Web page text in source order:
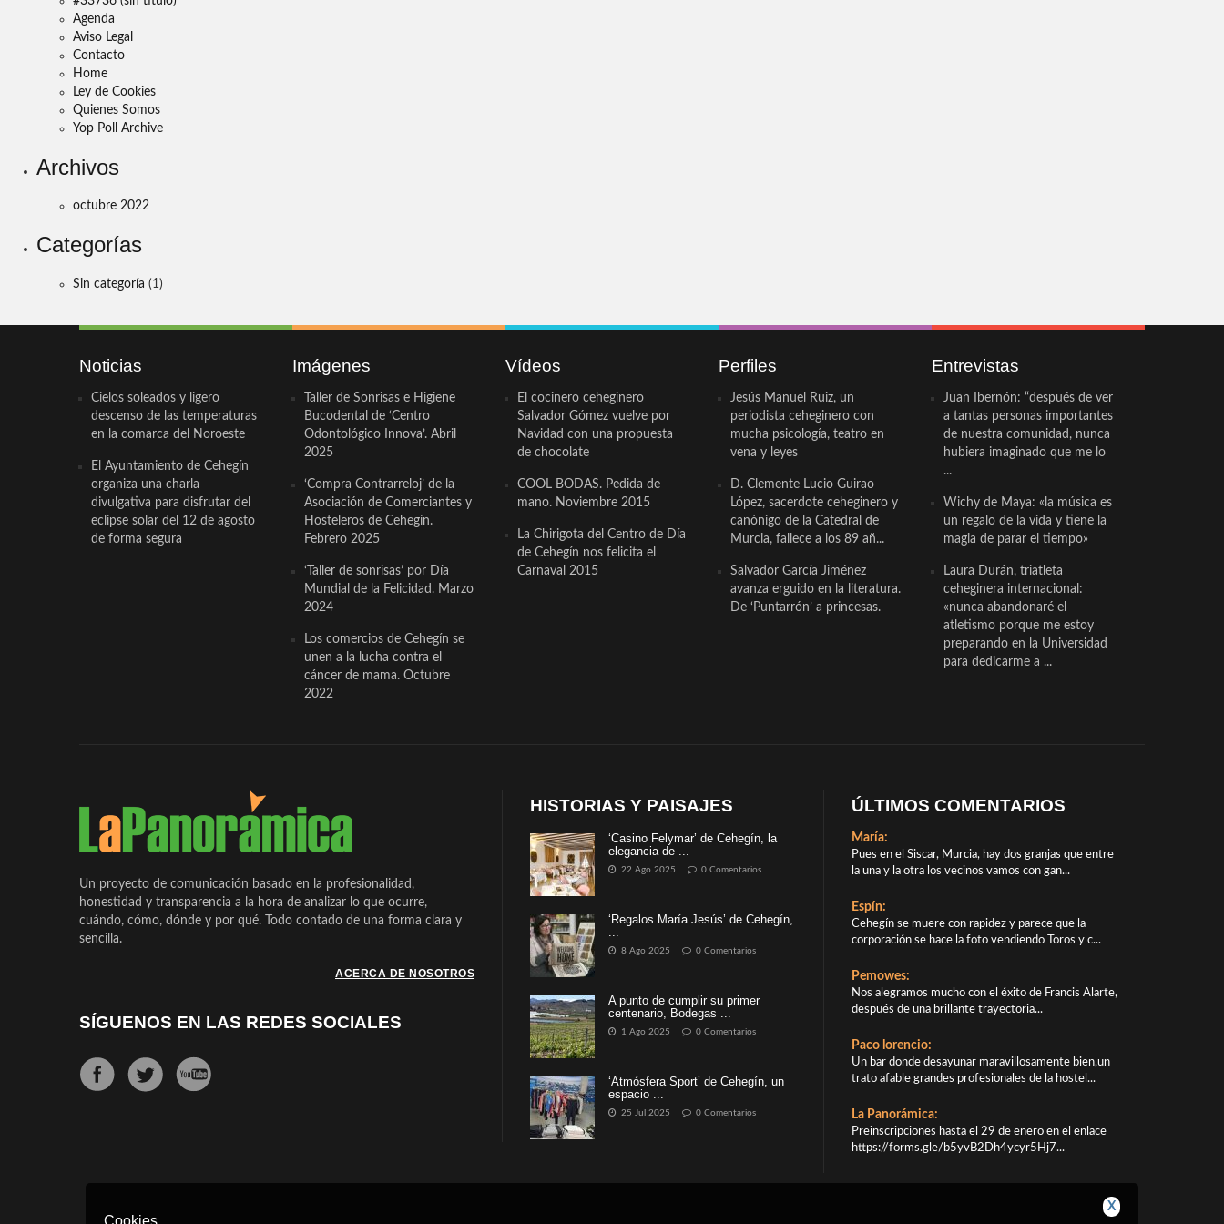
Agenda
Aviso Legal
Contacto
Home
Ley de Cookies
Quienes Somos
Yop Poll Archive
Archivos
octubre 2022
Categorías
Sin categoría (1)
Noticias
Cielos soleados y ligero
descenso de las temperaturas
en la comarca del Noroeste
El Ayuntamiento de Cehegín
organiza una charla
divulgativa para disfrutar del
eclipse solar del 12 de agosto
de forma segura
Imágenes
Taller de Sonrisas e Higiene
Bucodental de ‘Centro
Odontológico Innova’. Abril
2025
‘Compra Contrarreloj’ de la
Asociación de Comerciantes y
Hosteleros de Cehegín.
Febrero 2025
‘Taller de sonrisas’ por Día
Mundial de la Felicidad. Marzo
2024
Los comercios de Cehegín se
unen a la lucha contra el
cáncer de mama. Octubre
2022
Vídeos
El cocinero ceheginero
Salvador Gómez vuelve por
Navidad con una propuesta
de chocolate
COOL BODAS. Pedida de
mano. Noviembre 2015
La Chirigota del Centro de Día
de Cehegín nos felicita el
Carnaval 2015
Perfiles
Jesús Manuel Ruiz, un
periodista ceheginero con
mucha psicología, teatro en
vena y leyes
D. Clemente Lucio Guirao
López, sacerdote ceheginero y
canónigo de la Catedral de
Murcia, fallece a los 89 añ...
Salvador García Jiménez
avanza erguido en la literatura.
De ‘Puntarrón’ a princesas.
Entrevistas
Juan Ibernón: “después de ver
a tantas personas importantes
de nuestra comunidad, nunca
hubiera imaginado que me lo
...
Wichy de Maya: «la música es
un regalo de la vida y tiene la
magia de parar el tiempo»
Laura Durán, triatleta
ceheginera internacional:
«nunca abandonaré el
atletismo porque me estoy
preparando en la Universidad
para dedicarme a ...
Un proyecto de comunicación basado en la profesionalidad,
honestidad y transparencia a la hora de analizar lo que ocurre,
cuándo, cómo, dónde y por qué. Todo contado de una forma clara y
sencilla.
ACERCA DE NOSOTROS
SÍGUENOS EN LAS REDES SOCIALES
HISTORIAS Y PAISAJES
‘Casino Felymar’ de Cehegín, la
elegancia de ...
22 Ago 2025 0 Comentarios
‘Regalos María Jesús’ de Cehegín,
...
8 Ago 2025 0 Comentarios
A punto de cumplir su primer
centenario, Bodegas ...
1 Ago 2025 0 Comentarios
‘Atmósfera Sport’ de Cehegín, un
espacio ...
25 Jul 2025 0 Comentarios
ÚLTIMOS COMENTARIOS
María:
Pues en el Siscar, Murcia, hay dos granjas que entre
la una y la otra los vecinos vamos con gan...
Espín:
Cehegín se muere con rapidez y parece que la
corporación se hace la foto vendiendo Toros y c...
Pemowes:
Nos alegramos mucho con el éxito de Francis Alarte,
después de una brillante trayectoria...
Paco lorencio:
Un bar donde desayunar maravillosamente bien,un
trato afable grandes profesionales de la hostel...
La Panorámica:
Preinscripciones hasta el 29 de enero en el enlace
https://forms.gle/b5yvB2Dh4ycyr5Hj7...
X
Cookies